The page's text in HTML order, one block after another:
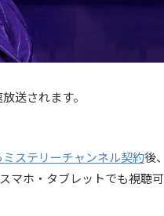
送されます。
ステリーチャンネル契約後、
マホ・タブレットでも視聴可